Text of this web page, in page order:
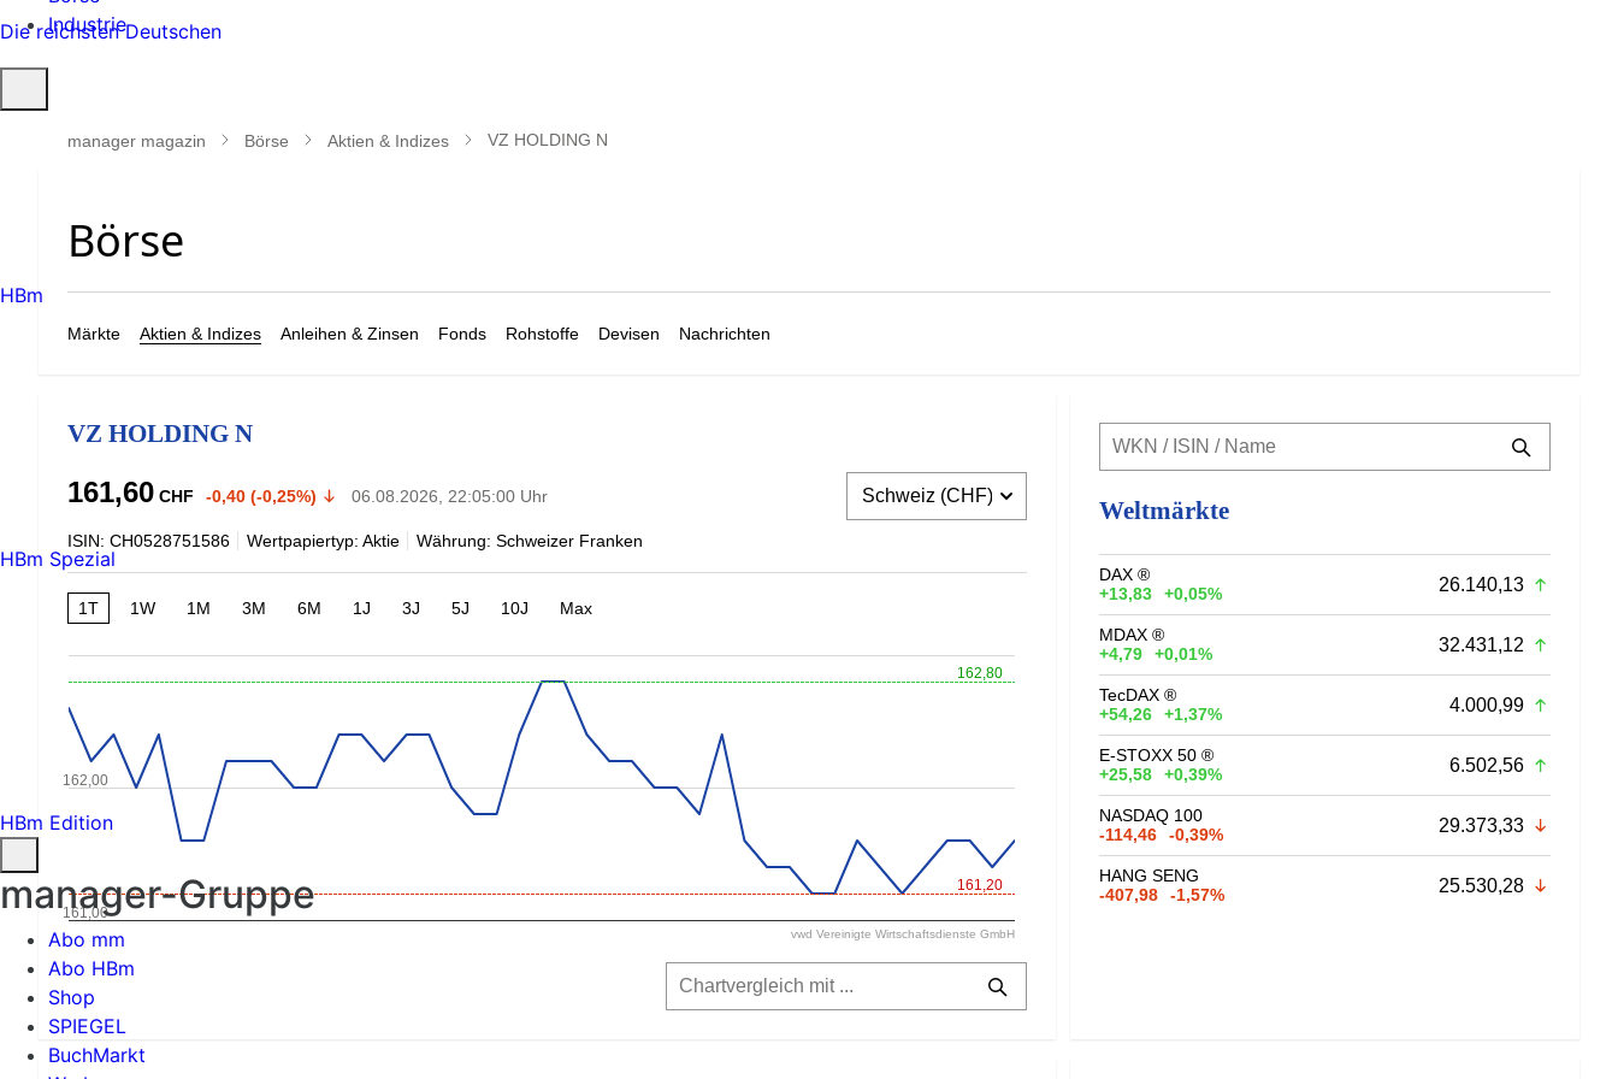
Industrie
öffnen
manager magazin Börse Aktien & Indizes VZ HOLDING N
Märkte Aktien & Indizes Anleihen & Zinsen Fonds Rohstoffe Devisen Nachrichten
VZ HOLDING N
161,60 CHF -0,40 (-0,25%) 06.08.2026, 22:05:00 Uhr
ISIN: CH0528751586 Wertpapiertyp: Aktie Währung: Schweizer Franken
1T 1W 1M 3M 6M 1J 3J 5J 10J Max
162,80
161,20
161,00
162,00
vwd Vereinigte Wirtschaftsdienste GmbH
Weltmärkte
DAX ®
+13,83
+0,05% 26.140,13
MDAX ®
+4,79
+0,01% 32.431,12
TecDAX ®
+54,26
+1,37% 4.000,99
E-STOXX 50 ®
+25,58
+0,39% 6.502,56
NASDAQ 100
-114,46
-0,39% 29.373,33
HANG SENG
-407,98
-1,57% 25.530,28
Die reichsten Deutschen
HBm
HBm Spezial
HBm Edition
manager-Gruppe
Abo mm
Abo HBm
Shop
SPIEGEL
BuchMarkt